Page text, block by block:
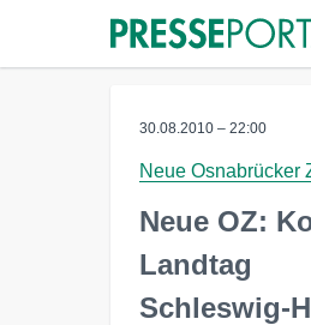
30.08.2010 – 22:00
Neue Osnabrücker
Neue OZ:
Landtag
Schleswig-